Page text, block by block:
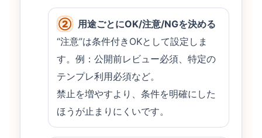
②
用途ごとにOK/注意/NGを決める
“注意”は条件付きOKとして設定しま
す。例：公開前レビュー必須、特定の
テンプレ利用必須など。
禁止を増やすより、条件を明確にした
ほうが止まりにくいです。